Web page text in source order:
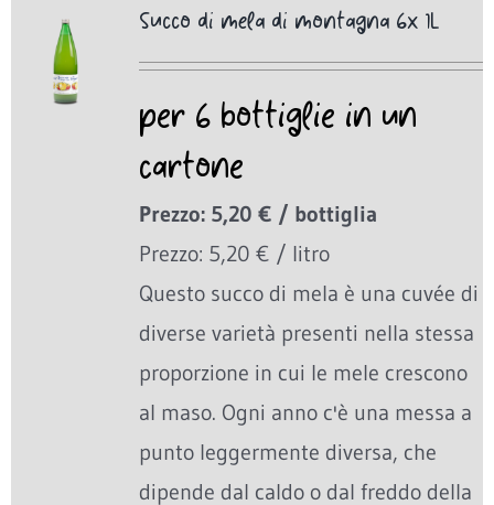
Succo di mela di montagna 6x 1L
per 6 bottiglie in un
cartone
Prezzo: 5,20 € / bottiglia
Prezzo: 5,20 € / litro
Questo succo di mela è una cuvée di
diverse varietà presenti nella stessa
proporzione in cui le mele crescono
al maso. Ogni anno c'è una messa a
punto leggermente diversa, che
dipende dal caldo o dal freddo della